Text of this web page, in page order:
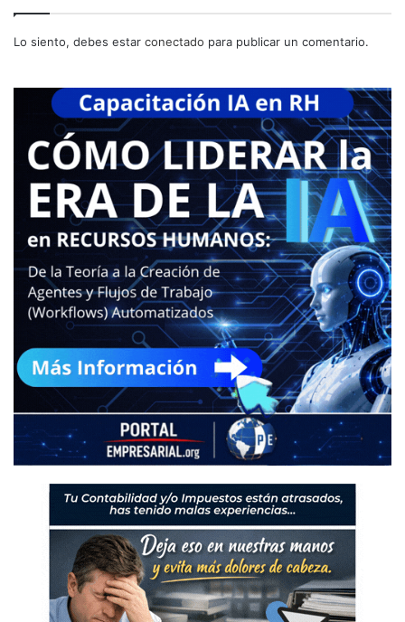
Lo siento, debes estar conectado para publicar un comentario.